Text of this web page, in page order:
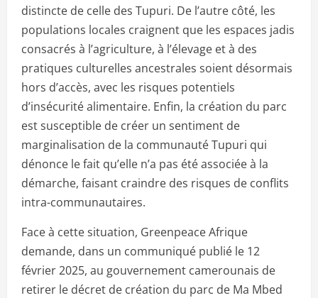
distincte de celle des Tupuri. De l’autre côté, les
populations locales craignent que les espaces jadis
consacrés à l’agriculture, à l’élevage et à des
pratiques culturelles ancestrales soient désormais
hors d’accès, avec les risques potentiels
d’insécurité alimentaire. Enfin, la création du parc
est susceptible de créer un sentiment de
marginalisation de la communauté Tupuri qui
dénonce le fait qu’elle n’a pas été associée à la
démarche, faisant craindre des risques de conflits
intra-communautaires.
Face à cette situation, Greenpeace Afrique
demande, dans un communiqué publié le 12
février 2025, au gouvernement camerounais de
retirer le décret de création du parc de Ma Mbed